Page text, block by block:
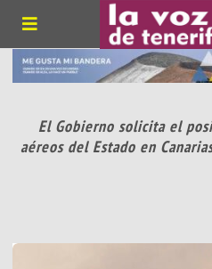
El Gobierno solicita el
aéreos del Estado en